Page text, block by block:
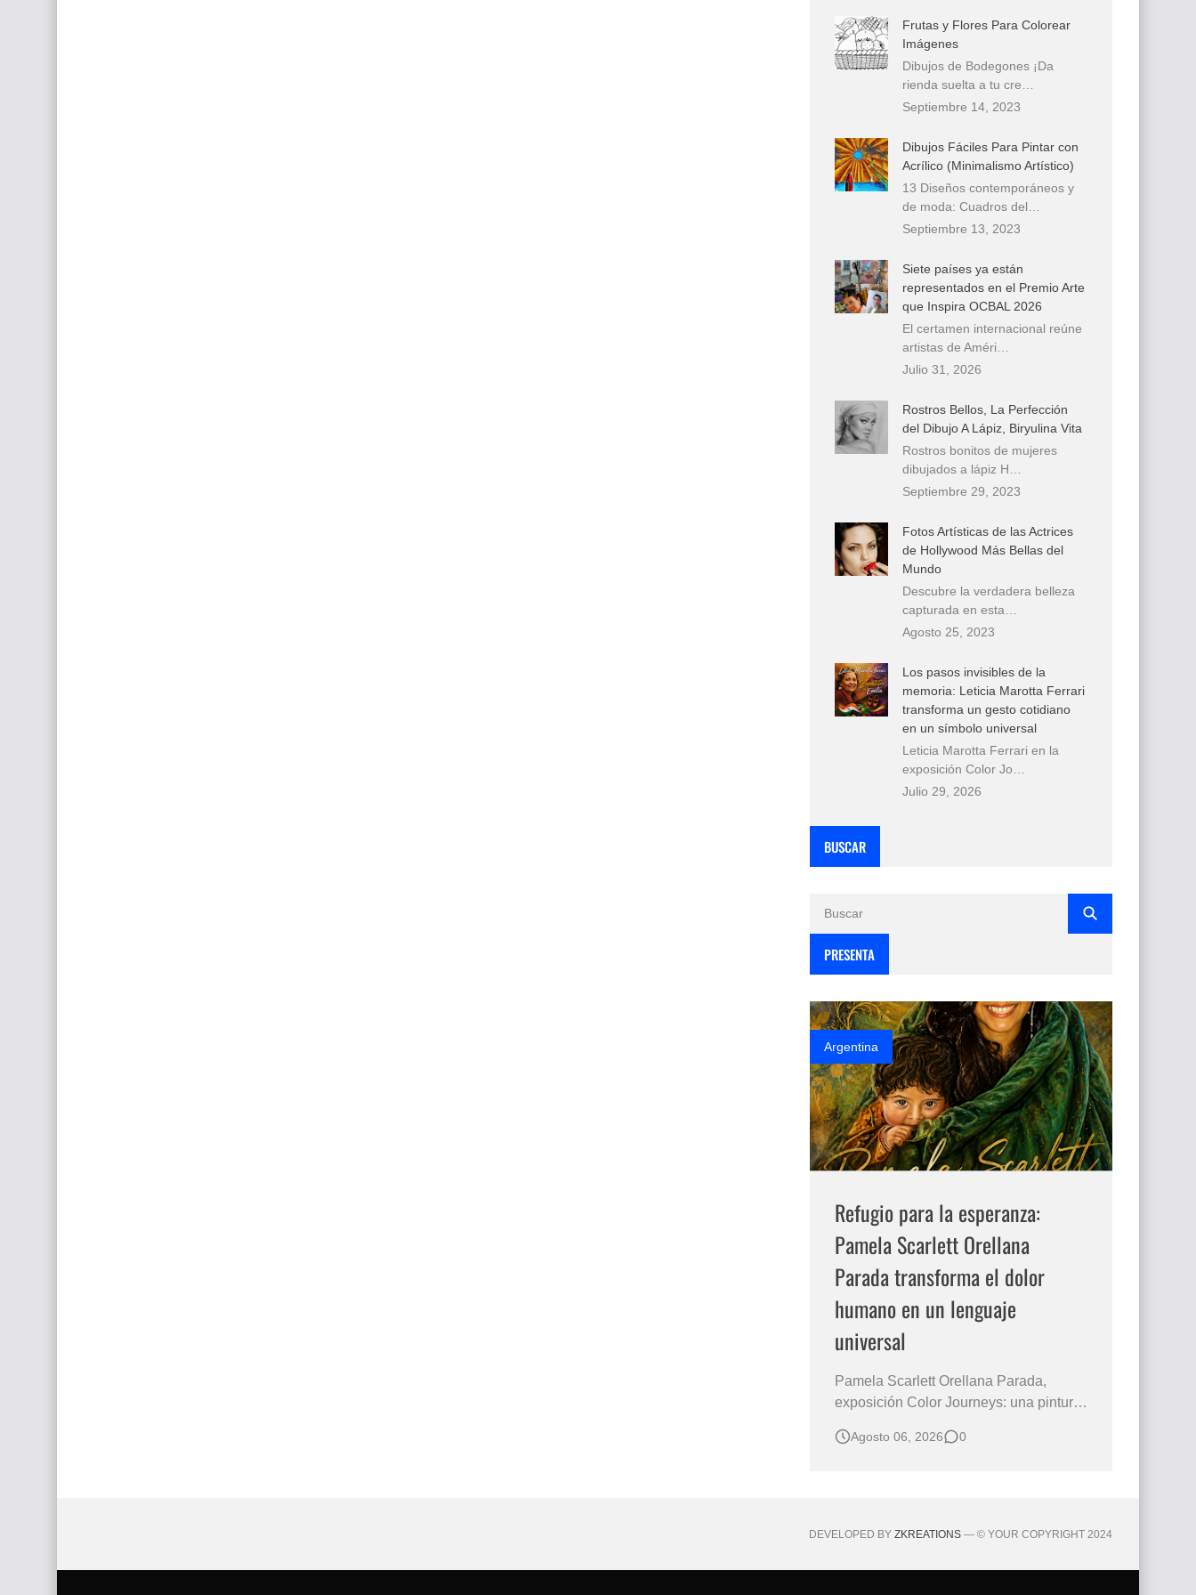
Frutas y Flores Para Colorear
Imágenes
Dibujos de Bodegones ¡Da
rienda suelta a tu cre…
Septiembre 14, 2023
Dibujos Fáciles Para Pintar con
Acrílico (Minimalismo Artístico)
13 Diseños contemporáneos y
de moda: Cuadros del…
Septiembre 13, 2023
Siete países ya están
representados en el Premio Arte
que Inspira OCBAL 2026
El certamen internacional reúne
artistas de Améri…
Julio 31, 2026
Rostros Bellos, La Perfección
del Dibujo A Lápiz, Biryulina Vita
Rostros bonitos de mujeres
dibujados a lápiz H…
Septiembre 29, 2023
Fotos Artísticas de las Actrices
de Hollywood Más Bellas del
Mundo
Descubre la verdadera belleza
capturada en esta…
Agosto 25, 2023
Los pasos invisibles de la
memoria: Leticia Marotta Ferrari
transforma un gesto cotidiano
en un símbolo universal
Leticia Marotta Ferrari en la
exposición Color Jo…
Julio 29, 2026
BUSCAR
PRESENTA
Argentina
Refugio para la esperanza:
Pamela Scarlett Orellana
Parada transforma el dolor
humano en un lenguaje
universal
Pamela Scarlett Orellana Parada,
exposición Color Journeys: una pintura
primera mirada basta para comprender
artista Pamela Scarlett Orella…
Agosto 06, 2026 0
DEVELOPED BY ZKREATIONS — © YOUR COPYRIGHT 2024